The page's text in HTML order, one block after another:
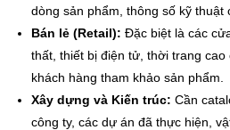
dòng sản phẩm, thông số kỹ thuật
Bán lẻ (Retail): Đặc biệt là các
thất, thiết bị điện tử, thời trang
khách hàng tham khảo sản phẩm.
Xây dựng và Kiến trúc: Cần
công ty, các dự án đã thực hiện,